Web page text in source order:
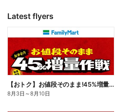
Latest flyers
【おトク】お値段そのまま!45%増量作戦!
8月3日 ～8月10日